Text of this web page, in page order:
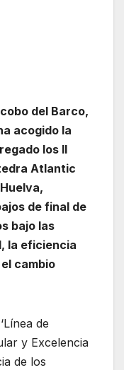
del Barco,
acogido la
los II
Atlantic
de final de
bajo las
la eficiencia
cambio
de
y Excelencia
de los